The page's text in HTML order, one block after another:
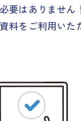
要はありません
料をご利用いた